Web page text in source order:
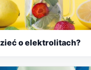
o elektrolitach?